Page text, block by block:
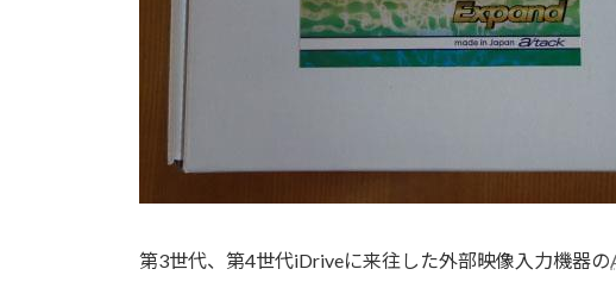
第3世代、第4世代iDriveに来往した外部映像入力機器の